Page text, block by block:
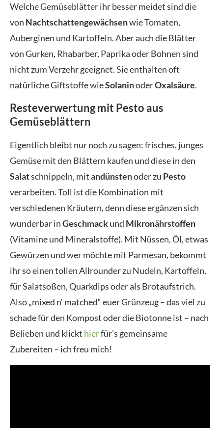
Welche Gemüseblätter ihr besser meidet sind die
von Nachtschattengewächsenwie Tomaten,
Auberginen und Kartoffeln. Aber auch die Blätter
von Gurken, Rhabarber, Paprika oder Bohnen sind
nicht zum Verzehr geeignet. Sie enthalten oft
natürliche Giftstoffe wieSolaninoderOxalsäure.
Resteverwertung mit Pesto aus
Gemüseblättern
Eigentlich bleibt nur noch zu sagen: frisches, junges
Gemüse mit den Blättern kaufen und diese in den
Salatschnippeln, mitandünstenoder zu Pesto
verarbeiten. Toll ist die Kombination mit
verschiedenen Kräutern, denn diese ergänzen sich
wunderbar inGeschmackund Mikronährstoffen
(Vitamine und Mineralstoffe). Mit Nüssen, Öl, etwas
Gewürzen und wer möchte mit Parmesan, bekommt
ihr so einen tollen Allrounder zu Nudeln, Kartoffeln,
für Salatsoßen, Quarkdips oder als Brotaufstrich.
Also „mixed n‘ matched“ euer Grünzeug – das viel zu
schade für den Kompost oder die Biotonne ist – nach
Belieben und klickt hierfür’s gemeinsame
Zubereiten – ich freu mich!